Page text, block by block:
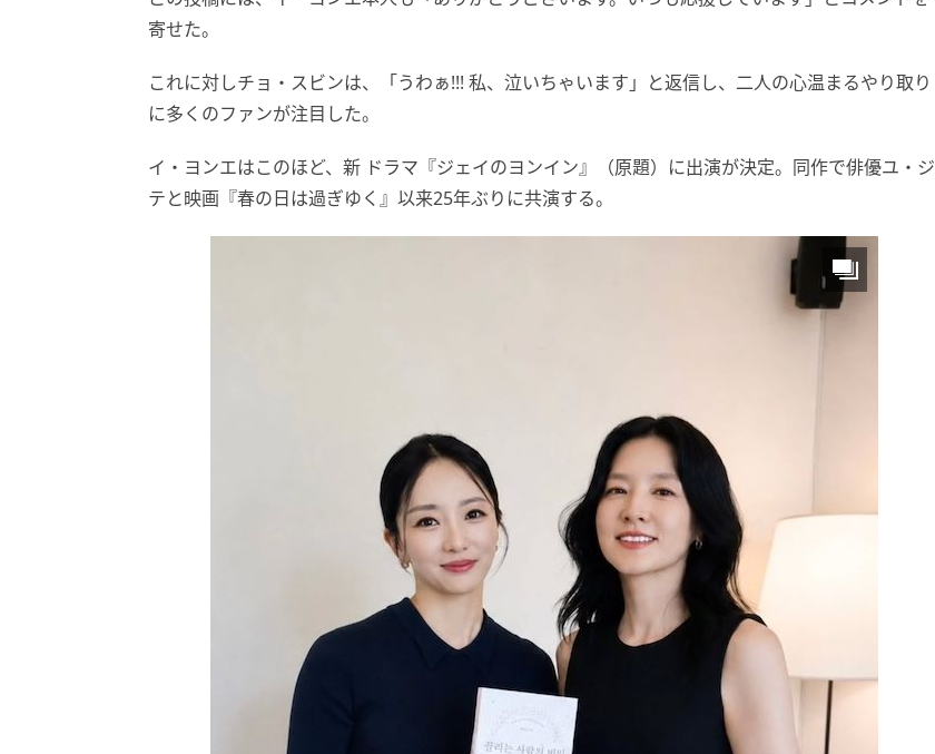
寄せた。
これに対しチョ・スビンは、「うわぁ!!! 私、泣いちゃいます」と返信し、二人の心温まるやり取り
に多くのファンが注目した。
イ・ヨンエはこのほど、新 ドラマ『ジェイのヨンイン』（原題）に出演が決定。同作で俳優ユ・ジ
テと映画『春の日は過ぎゆく』以来25年ぶりに共演する。